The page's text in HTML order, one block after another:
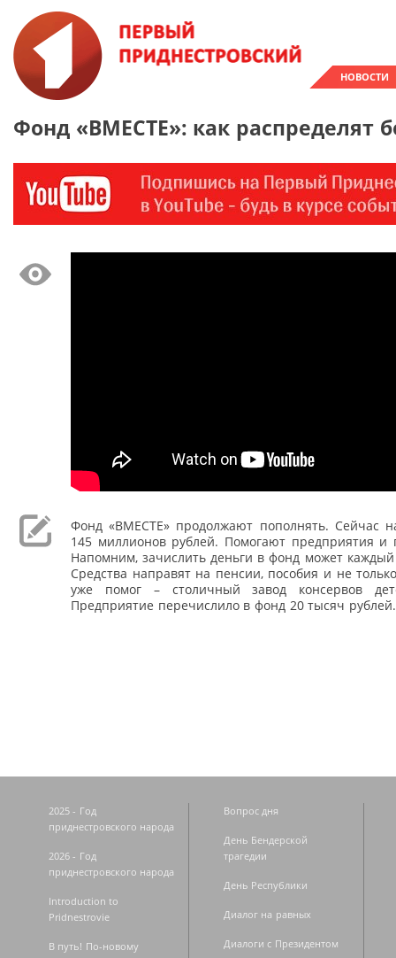
НОВОСТИ
Фонд «ВМЕСТЕ»: как распределят
Фонд «ВМЕСТЕ» продолжают пополнять. Сейчас
145 миллионов рублей. Помогают предприятия и
Напомним, зачислить деньги в фонд может
Средства направят на пенсии, пособия и не
уже помог – столичный завод консервов
Предприятие перечислило в фонд 20 тысяч рублей.
2025 - Год
приднестровского народа
2026 - Год
приднестровского народа
Introduction to
Pridnestrovie
В путь! По-новому
Вопрос дня
День Бендерской
трагедии
День Республики
Диалог на равных
Диалоги с Президентом